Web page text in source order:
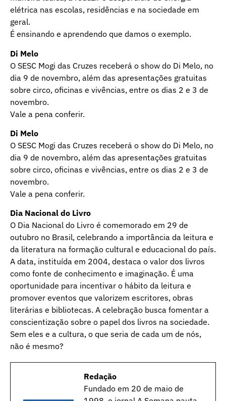
elétrica nas escolas, residências e na sociedade em
geral.
É ensinando e aprendendo que damos o exemplo.
Di Melo
O SESC Mogi das Cruzes receberá o show do Di Melo, no
dia 9 de novembro, além das apresentações gratuitas
sobre circo, oficinas e vivências, entre os dias 2 e 3 de
novembro.
Vale a pena conferir.
Di Melo
O SESC Mogi das Cruzes receberá o show do Di Melo, no
dia 9 de novembro, além das apresentações gratuitas
sobre circo, oficinas e vivências, entre os dias 2 e 3 de
novembro.
Vale a pena conferir.
Dia Nacional do Livro
O Dia Nacional do Livro é comemorado em 29 de
outubro no Brasil, celebrando a importância da leitura e
da literatura na formação cultural e educacional do país.
A data, instituída em 2004, destaca o valor dos livros
como fonte de conhecimento e imaginação. É uma
oportunidade para incentivar o hábito da leitura e
promover eventos que valorizem escritores, obras
literárias e bibliotecas. A celebração busca fomentar a
conscientização sobre o papel dos livros na sociedade.
Sem eles e a cultura, o que seria de cada um de nós,
não é mesmo?
Redação
Fundado em 20 de maio de